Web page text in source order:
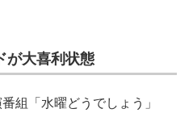
が大喜利状態
組「水曜どうでしょう」